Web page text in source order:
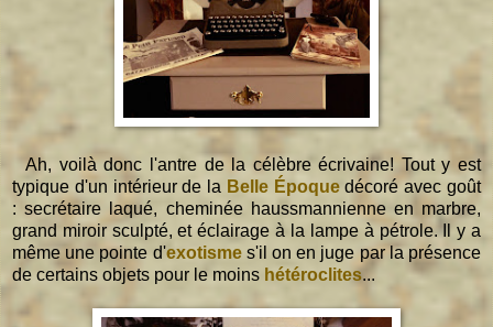
Ah, voilà donc l'antre de la célèbre écrivaine! Tout y est
typique d'un intérieur de la Belle Époquedécoré avec goût
: secrétaire laqué, cheminée haussmannienne en marbre,
grand miroir sculpté, et éclairage à la lampe à pétrole. Il y a
même une pointe d'exotisme s'il on en juge par la présence
de certains objets pour le moins hétéroclites...